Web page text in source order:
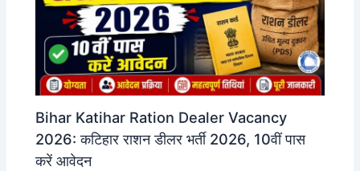
Bihar Katihar Ration Dealer Vacancy
2026: कटिहार राशन डीलर भर्ती 2026, 10वीं पास
करें आवेदन